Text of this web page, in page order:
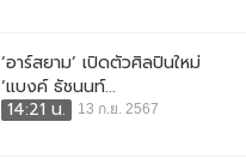
‘อาร์สยาม’ เปิดตัวศิลปินใหม่
‘แบงค์ ธัชนนท์...
14:21 น.
13 ก.ย. 2567